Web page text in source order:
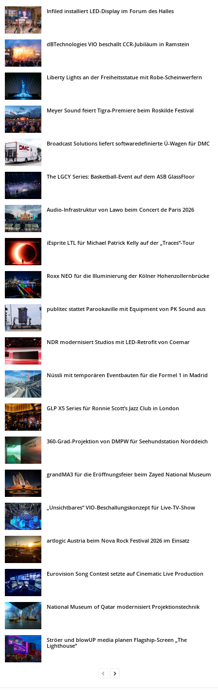
Infiled installiert LED-Display im Forum des Halles
dBTechnologies VIO beschallt CCR-Jubiläum in Ramstein
Liberty Lights an der Freiheitsstatue mit Robe-Scheinwerfern
Meyer Sound feiert Tigra-Premiere beim Roskilde Festival
Broadcast Solutions liefert softwaredefinierte Ü-Wagen für DMC
The LGCY Series: Basketball-Event auf dem ASB GlassFloor
Audio-Infrastruktur von Lawo beim Concert de Paris 2026
iEsprite LTL für Michael Patrick Kelly auf der „Traces“-Tour
Roxx NEO für die Illuminierung der Kölner Hohenzollernbrücke
publitec stattet Parookaville mit Equipment von PK Sound aus
NDR modernisiert Studios mit LED-Retrofit von Coemar
Nüssli mit temporären Eventbauten für die Formel 1 in Madrid
GLP X5 Series für Ronnie Scott’s Jazz Club in London
360-Grad-Projektion von DMPW für Seehundstation Norddeich
grandMA3 für die Eröffnungsfeier beim Zayed National Museum
„Unsichtbares“ VIO-Beschallungskonzept für Live-TV-Show
artlogic Austria beim Nova Rock Festival 2026 im Einsatz
Eurovision Song Contest setzte auf Cinematic Live Production
National Museum of Qatar modernisiert Projektionstechnik
Ströer und blowUP media planen Flagship-Screen „The
Lighthouse“